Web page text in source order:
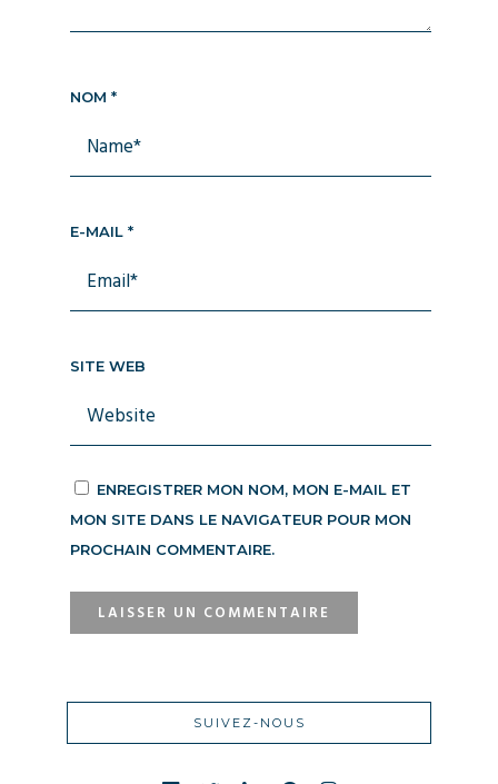
NOM *
E-MAIL *
SITE WEB
ENREGISTRER MON NOM, MON E-MAIL ET
MON SITE DANS LE NAVIGATEUR POUR MON
PROCHAIN COMMENTAIRE.
SUIVEZ-NOUS